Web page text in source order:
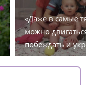
«Даже в самые
можно
побеждать и